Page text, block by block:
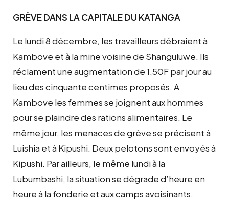
GRÈVEDANS LA CAPITALE DU KATANGA
Le lundi 8 décembre, les travailleurs débraient à
Kambove et à la mine voisine de Shanguluwe. Ils
réclament une augmentation de 1,50F par jour au
lieu des cinquante centimes proposés. A
Kambove les femmes se joignent aux hommes
pour se plaindre des rations alimentaires. Le
même jour, les menaces de grève se précisent à
Luishia et à Kipushi. Deux pelotons sont envoyés à
Kipushi. Par ailleurs, le même lundi à la
Lubumbashi, la situation se dégrade d’heure en
heure à la fonderie et aux camps avoisinants.